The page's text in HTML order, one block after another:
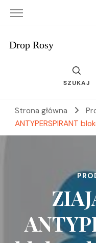
Drop Rosy
SZUKAJ
Strona główna
ANTYPERSPIRANT